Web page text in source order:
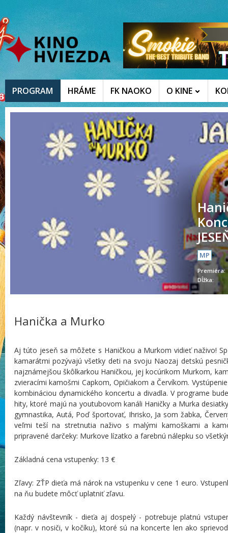
PROGRAM HRÁME FK NAOKO O KINE
MP
Premiéra:
Dĺžka:
Hanička a Murko
Aj túto jeseň sa môžete s Haničkou a Murkom vidieť naživo!
kamarátmi pozývajú všetky deti na svoju Naozaj detskú
najznámejšou škôlkarkou Haničkou, jej kocúrikom Murkom,
zvieracími kamošmi Capkom, Opičiakom a Červíkom.
kombináciou dynamického koncertu a divadla. V programe
hity, ktoré majú na youtubovom kanáli Haničky a Murka
gymnastika, Autá, Poď športovať, Ihrisko, Ja som žabka,
veľmi teší na stretnutia naživo s malými kamoškami a
pripravené darčeky: Murkove lízatko a farebnú nálepku so
Základná cena vstupenky: 13 €
Zľavy: ZŤP dieťa má nárok na vstupenku v cene 1 euro.
na ňu budete môcť uplatniť zľavu.
Každý návštevník - dieťa aj dospelý - potrebuje platnú
(napr. v nosiči, v kočíku), ktoré sú na koncerte len ako